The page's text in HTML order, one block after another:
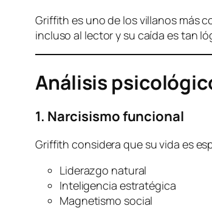
Griffith es uno de los villanos más
incluso al lector y su caída es tan
Análisis
1. Narcisismo funcional
Griffith considera que su vida es
Liderazgo natural
Inteligencia estratégica
Magnetismo social